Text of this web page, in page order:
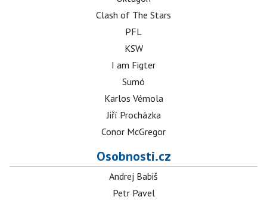
Clash of The Stars
PFL
KSW
I am Figter
Sumó
Karlos Vémola
Jiří Procházka
Conor McGregor
Osobnosti.cz
Andrej Babiš
Petr Pavel